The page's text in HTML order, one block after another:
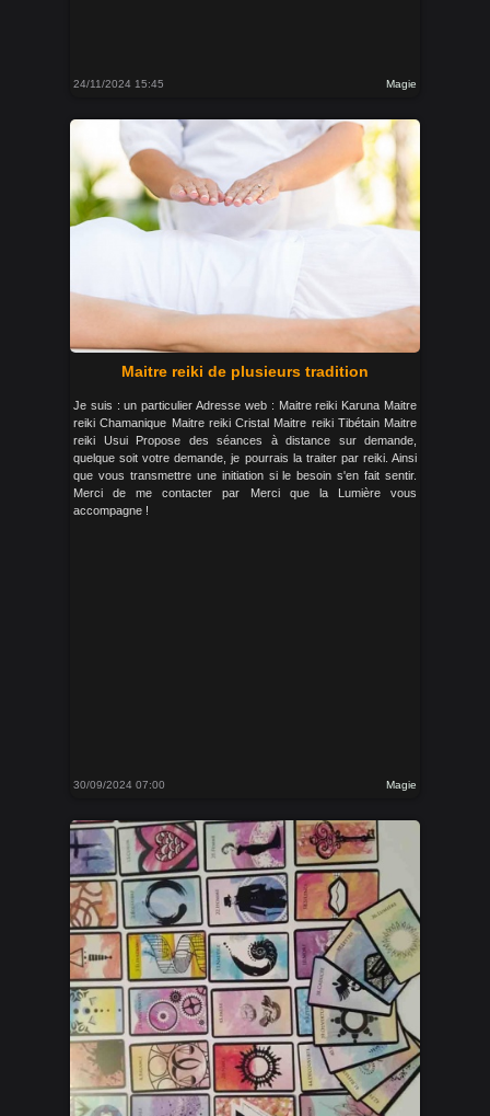
24/11/2024 15:45 Magie
Maitre reiki de plusieurs tradition
Je suis : un particulier Adresse web : Maitre reiki Karuna Maitre
reiki Chamanique Maitre reiki Cristal Maitre reiki Tibétain Maitre
reiki Usui Propose des séances à distance sur demande,
quelque soit votre demande, je pourrais la traiter par reiki. Ainsi
que vous transmettre une initiation si le besoin s'en fait sentir.
Merci de me contacter par Merci que la Lumière vous
accompagne !
30/09/2024 07:00 Magie